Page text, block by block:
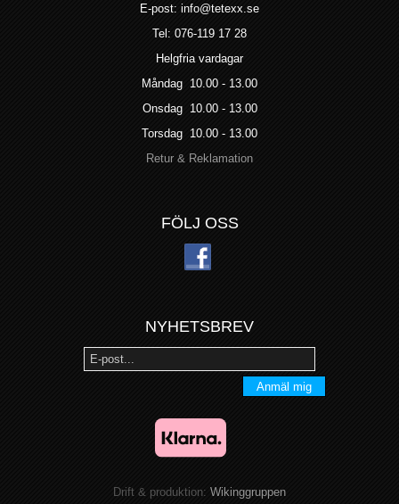
E-post: info@tetexx.se
Tel: 076-119 17 28
Helgfria vardagar
Måndag 10.00 - 13.00
Onsdag 10.00 - 13.00
Torsdag 10.00 - 13.00
Retur & Reklamation
FÖLJ OSS
NYHETSBREV
Anmäl mig
Drift & produktion: Wikinggruppen